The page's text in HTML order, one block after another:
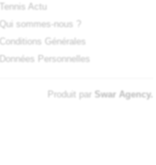
Tennis Actu
Qui sommes-nous ?
Conditions Générales
Données Personnelles
Produit par Swar Agency.